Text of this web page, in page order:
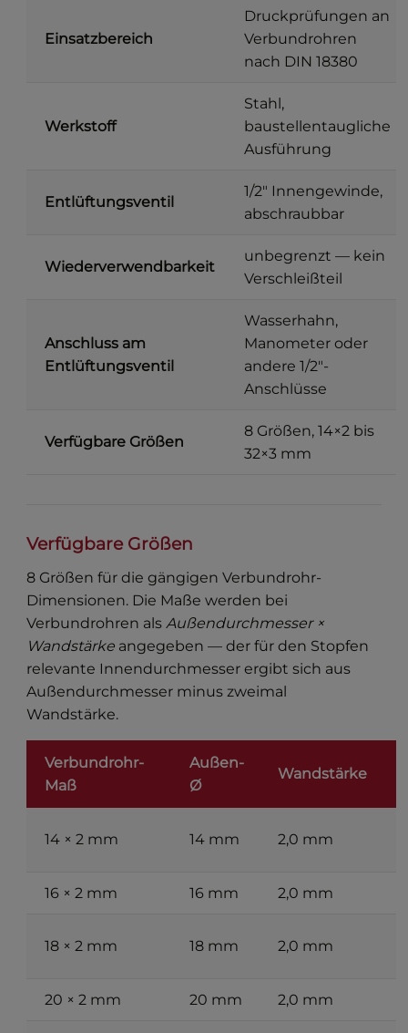
Einsatzbereich
Druckprüfungen an
Verbundrohren
nach DIN 18380
Werkstoff
Stahl,
baustellentaugliche
Ausführung
Entlüftungsventil
1/2″ Innengewinde,
abschraubbar
Wiederverwendbarkeit
unbegrenzt — kein
Verschleißteil
Anschluss am
Entlüftungsventil
Wasserhahn,
Manometer oder
andere 1/2″-
Anschlüsse
Verfügbare Größen
8 Größen, 14×2 bis
32×3 mm
Verfügbare Größen
8 Größen für die gängigen Verbundrohr-
Dimensionen. Die Maße werden bei
Verbundrohren alsAußendurchmesser ×
Wandstärke angegeben — der für den Stopfen
relevante Innendurchmesser ergibt sich aus
Außendurchmesser minus zweimal
Wandstärke.
Verbundrohr-
Maß
Außen-
Ø
Wandstärke
14 × 2 mm 14 mm 2,0 mm
16 × 2 mm 16 mm 2,0 mm
18 × 2 mm 18 mm 2,0 mm
20 × 2 mm 20 mm 2,0 mm